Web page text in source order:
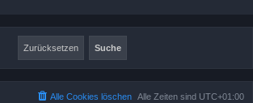
Alle Zeiten sind UTC+01:00
Alle Cookies löschen